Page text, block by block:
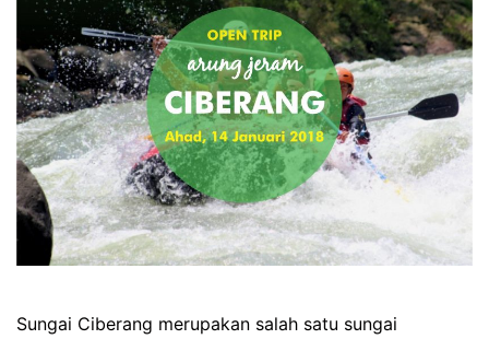
Sungai Ciberang merupakan salah satu sungai